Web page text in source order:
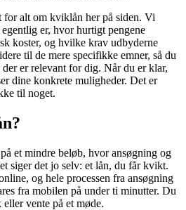
for alt om kviklån her på siden. Vi
er, hvor hurtigt pengene
koster, og hvilke krav udbyderne
til de mere specifikke emner, så du
er relevant for dig. Når du er klar,
dine konkrete muligheder. Det er
til noget.
et mindre beløb, hvor ansøgning og
siger det jo selv: et lån, du får kvikt.
og hele processen fra ansøgning
fra mobilen på under ti minutter. Du
vente på et møde.